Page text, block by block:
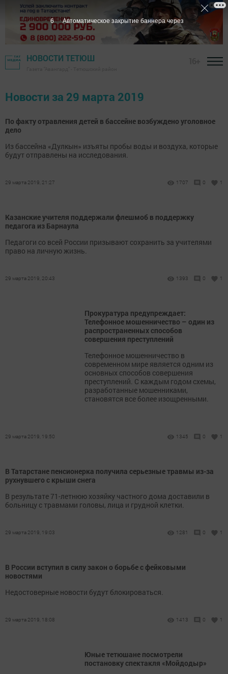
НОВОСТИ ТЕТЮШ
Новости за 29 марта 2019
По факту отравления детей в бассейне возбуждено уголовное
дело
Из бассейна «Дулкын» изъяты пробы воды и воздуха, которые
будут отправлены на исследования.
29 марта 2019, 21:27 1707 0 1
Казанские учителя поддержали флешмоб в поддержку
педагога из Барнаула
Педагоги со всей России призывают сохранить за учителями
право на личную жизнь.
29 марта 2019, 20:43 1393 0 1
Прокуратура предупреждает:
Телефонное мошенничество – один из
распространенных способов
совершения преступлений
Телефонное мошенничество в
современном мире является одним из
основных способов совершения
преступлений. С каждым годом схемы,
разработанные мошенниками,
становятся все более изощренными.
29 марта 2019, 19:50 1345 0 1
В Татарстане пенсионерка получила серьезные травмы из-за
рухнувшего с крыши снега
В результате 71-летнюю хозяйку частного дома доставили в
больницу с травмами головы, лица и грудной клетки.
29 марта 2019, 19:03 1281 0 1
В России вступил в силу закон о борьбе с фейковыми
новостями
Недостоверные новости будут блокироваться.
29 марта 2019, 18:08 1413 0 1
Юные тетюшане посмотрели
постановку спектакля «Мойдодыр»
5 Автоматическое закрытие баннера через